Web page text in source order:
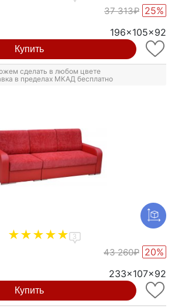
37 313₽ 25%
196x105x92
Купить
сделать в любом цвете
в пределах МКАД бесплатно
3
43 260₽ 20%
233x107x92
Купить